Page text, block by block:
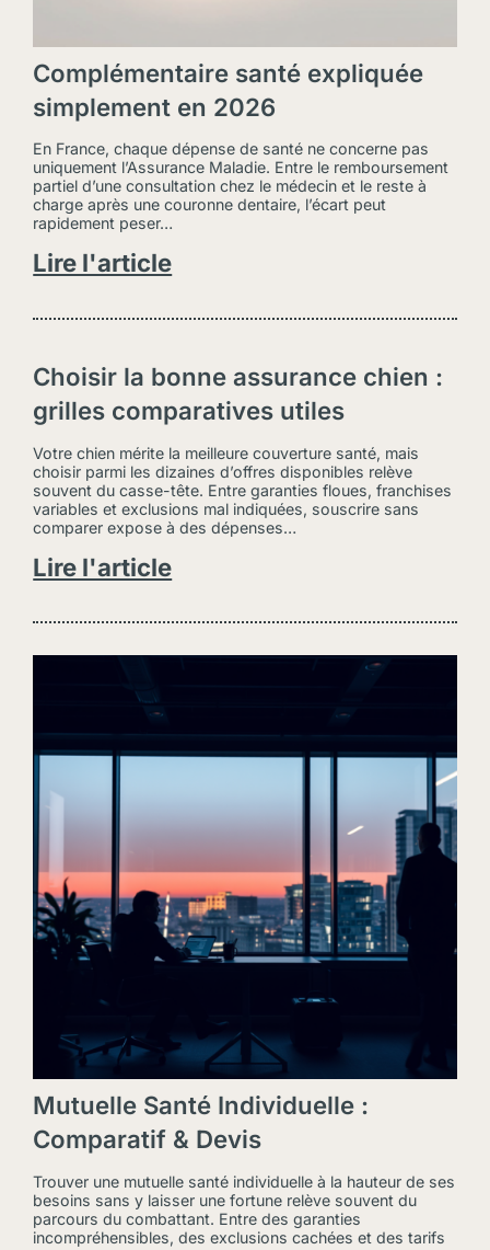
Complémentaire santé expliquée
simplement en 2026
En France, chaque dépense de santé ne concerne pas
uniquement l’Assurance Maladie. Entre le remboursement
partiel d’une consultation chez le médecin et le reste à
charge après une couronne dentaire, l’écart peut
rapidement peser…
Lire l'article
Choisir la bonne assurance chien :
grilles comparatives utiles
Votre chien mérite la meilleure couverture santé, mais
choisir parmi les dizaines d’offres disponibles relève
souvent du casse-tête. Entre garanties floues, franchises
variables et exclusions mal indiquées, souscrire sans
comparer expose à des dépenses…
Lire l'article
Mutuelle Santé Individuelle :
Comparatif & Devis
Trouver une mutuelle santé individuelle à la hauteur de ses
besoins sans y laisser une fortune relève souvent du
parcours du combattant. Entre des garanties
incompréhensibles, des exclusions cachées et des tarifs